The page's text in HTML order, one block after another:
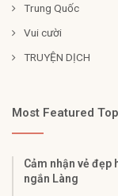
Trung Quốc
Vui cười
TRUYỆN DỊCH
Most Featured
Cảm nhận vẻ
ngắn Làng